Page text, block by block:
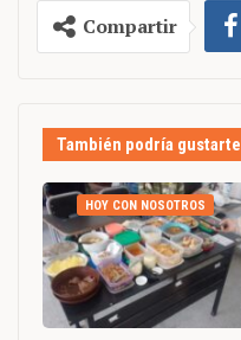
Compartir
También podría gustarte
HOY CON NOSOTROS